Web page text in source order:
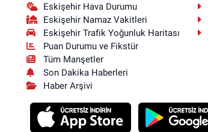
Eskişehir Hava Durumu
Eskişehir Namaz Vakitleri
Eskişehir Trafik Yoğunluk Haritası
Puan Durumu ve Fikstür
Tüm Manşetler
Son Dakika Haberleri
Haber Arşivi